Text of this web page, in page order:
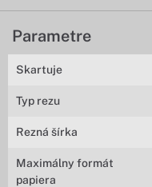
Parametre
Skartuje
Typ rezu
Rezná šírka
Maximálny formát
papiera